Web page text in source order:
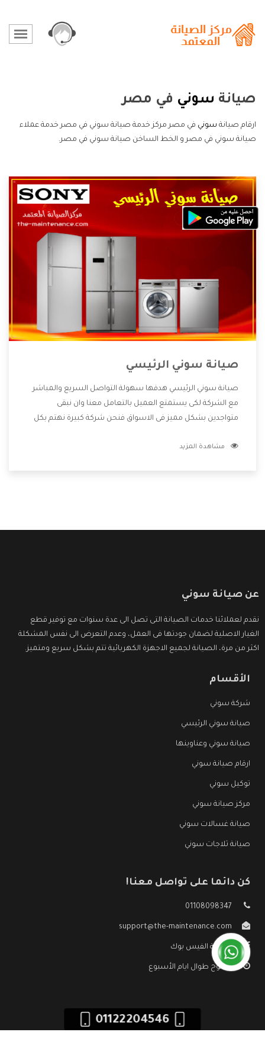
صيانة سوني في مصر
ارقام صيانة سوني في مصر مركز خدمة صيانة سوني في مصر خدمة عملاء
صيانة سوني في مصر و الخط الساخن صيانة سوني في مصر.
صيانة سوني الرئيسي
صيانة سوني الرئيسي هدفها سهولة التواصل السريع والمباشر
مع الشركة لكى يستمتع العميل بالتعامل معنا وان نبقى
متواجدين بشكل مميز فى الاسواق فنحن شركة كبيرة نهتم بكل
الشركة بها والتى تكون منها خدمة الصيانة التى تكون من أهم
مشاهدة المزيد
عن صيانة سوني
نقدم لعملائنا خدمات الصيانة التى تصل الى عدة سنوات مع توفير قطع
الغيار الاصلية لضمان جودتها فى العمل، وعدم التعرض الى نفس المشكلة
اكثر من مرة، الصيانة لجميع الاجهزة الكهربائية تتم بشكل سريع ومتميز.
الأقسام
شركة سوني
صيانة سوني الرئيسي
صيانة سوني وعناوينها
ارقام صيانة سوني
توكيل سوني
مركز صيانة سوني
صيانة غسالات سوني
صيانة ثلاجات سوني
كن دائما على تواصل معنا!
01108098347
support@the-maintenance.com
صفحة الفيس بوك
مفتوح طوال ايام الأسبوع
01122204546